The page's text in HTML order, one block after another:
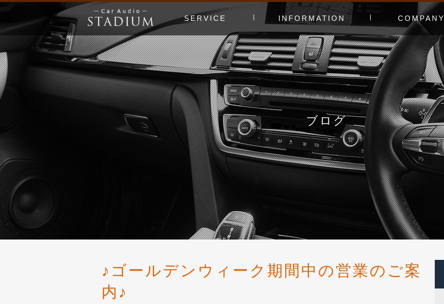
SERVICE
ドア制振〜極み〜
エンクロージャー
Price List（工賃表）
MUSIC WORLD STADIUM
漫画でわかる！よくある質問
初心者の日 Beginners DAY
ホームオーディオ
INFORMATION
カースタってどんなお店？
あえてやっていないこと
COMPANY
会社概要
スタッフ紹介
アクセスマップ
お問い合わせ
ブログ
♪ゴールデンウィーク期間中の営業のご案
内♪